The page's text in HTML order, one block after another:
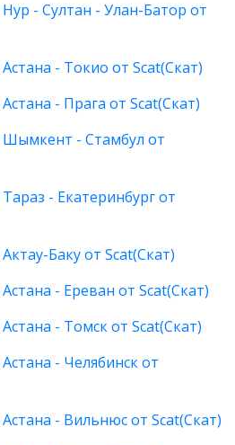
- Султан - Улан-Батор от
- Токио от Scat(Скат)
- Прага от Scat(Скат)
- Стамбул от
- Екатеринбург от
Баку от Scat(Скат)
- Ереван от Scat(Скат)
- Томск от Scat(Скат)
- Челябинск от
- Вильнюс от Scat(Скат)